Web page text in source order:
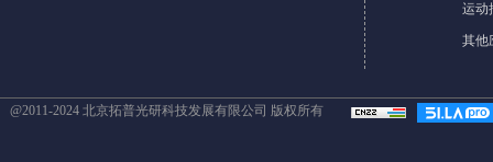
@2011-2024 北京拓普光研科技发展有限公司 版权所有
运动
其他